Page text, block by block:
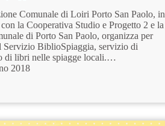
Comunale di Loiri Porto San Paolo, in
la Cooperativa Studio e Progetto 2 e la
di Porto San Paolo, organizza per
Servizio BiblioSpiaggia, servizio di
di libri nelle spiagge locali.…
2018